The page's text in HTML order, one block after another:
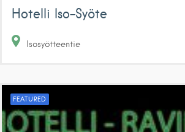
Hotelli Iso-Syöte
Isosyötteentie
FEATURED